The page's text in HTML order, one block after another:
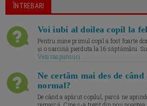
ÎNTREBARI
Voi iubi al doilea copil la
Pentru mine primul copil a fost foarte
și o sarcină pierduta la 16 săptămâni.
Vezi raspunsuri
Ne certăm mai des de
normal?
De când a apărut copilul, parcă ne